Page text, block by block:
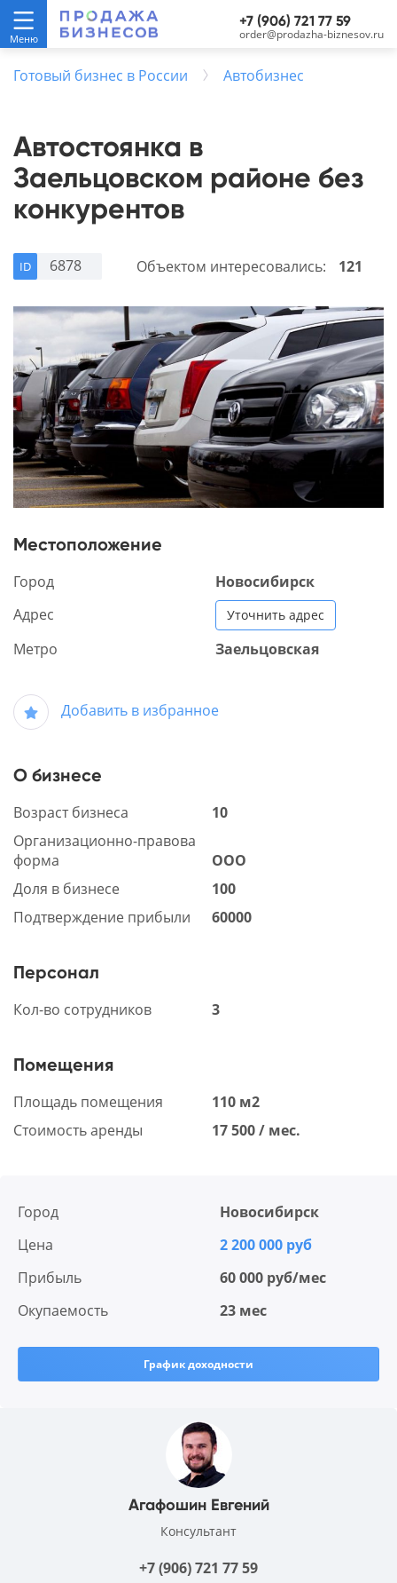
+7 (906) 721 77 59
order@prodazha-biznesov.ru
Готовый бизнес в России Автобизнес
Автостоянка в
Заельцовском районе без
конкурентов
ID 6878 Объектом интересовались: 121
Местоположение
Город
Новосибирск
Адрес
Уточнить адрес
Метро Заельцовская
Добавить в избранное
О бизнесе
Возраст бизнеса
10
Организационно-правова
форма
ООО
Доля в бизнесе
100
Подтверждение прибыли
60000
Персонал
Кол-во сотрудников 3
Помещения
Площадь помещения
110 м2
Стоимость аренды
17 500 / мес.
Город
Новосибирск
Цена
2 200 000 руб
Прибыль
60 000 руб/мес
Окупаемость
23 мес
График доходности
Агафошин Евгений
Консультант
+7 (906) 721 77 59